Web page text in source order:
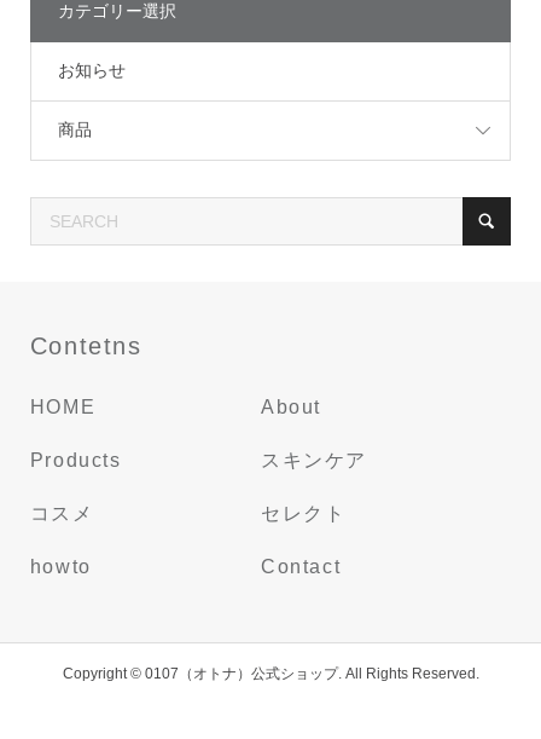
カテゴリー選択
お知らせ
商品
Contetns
HOME About
Products スキンケア
コスメ セレクト
howto Contact
Copyright ©0107（オトナ）公式ショップ. All Rights Reserved.